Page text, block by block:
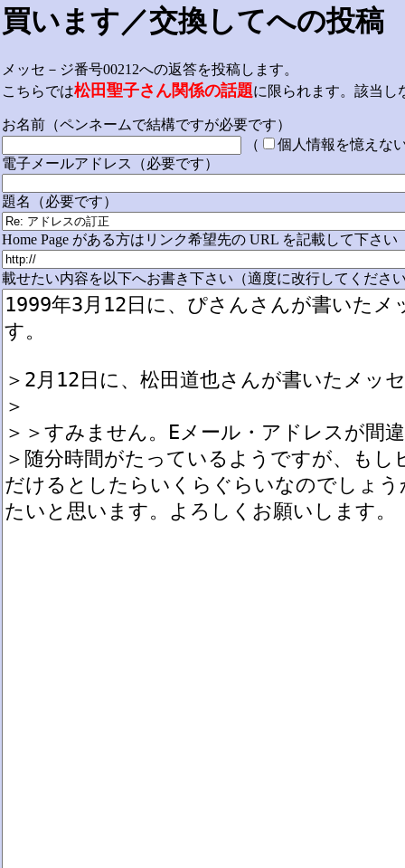
買います／交換してへの投稿
メッセ－ジ番号00212への返答を投稿します。
こちらでは松田聖子さん関係の話題に限られます。該当し
お名前（ペンネームで結構ですが必要です）
（
個人情報を憶えな
電子メールアドレス（必要です）
題名（必要です）
Home Page がある方はリンク希望先の URL を記載して下さい
載せたい内容を以下へお書き下さい（適度に改行してくださ